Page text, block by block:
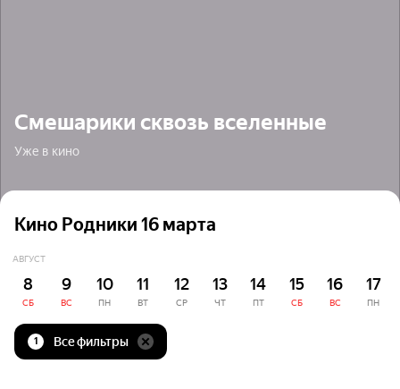
Смешарики сквозь вселенные
Уже в кино
Кино Родники 16 марта
АВГУСТ
8
СБ
9
ВС
10
ПН
11
ВТ
12
СР
13
ЧТ
14
ПТ
15
СБ
16
ВС
17
ПН
1 Все фильтры